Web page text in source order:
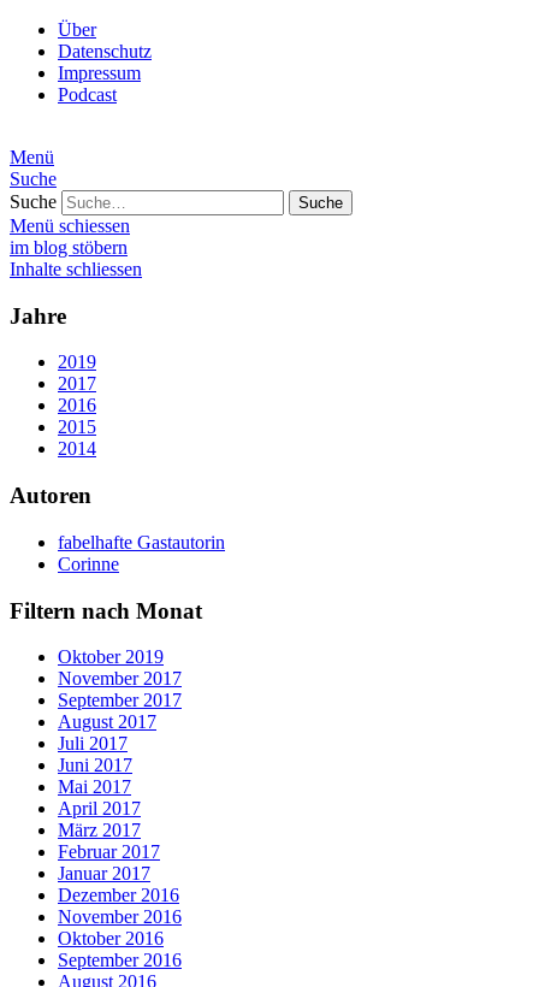
Über
Datenschutz
Impressum
Podcast
Menü
Suche
Suche
Menü schiessen
im blog stöbern
Inhalte schliessen
Jahre
2019
2017
2016
2015
2014
Autoren
fabelhafte Gastautorin
Corinne
Filtern nach Monat
Oktober 2019
November 2017
September 2017
August 2017
Juli 2017
Juni 2017
Mai 2017
April 2017
März 2017
Februar 2017
Januar 2017
Dezember 2016
November 2016
Oktober 2016
September 2016
August 2016